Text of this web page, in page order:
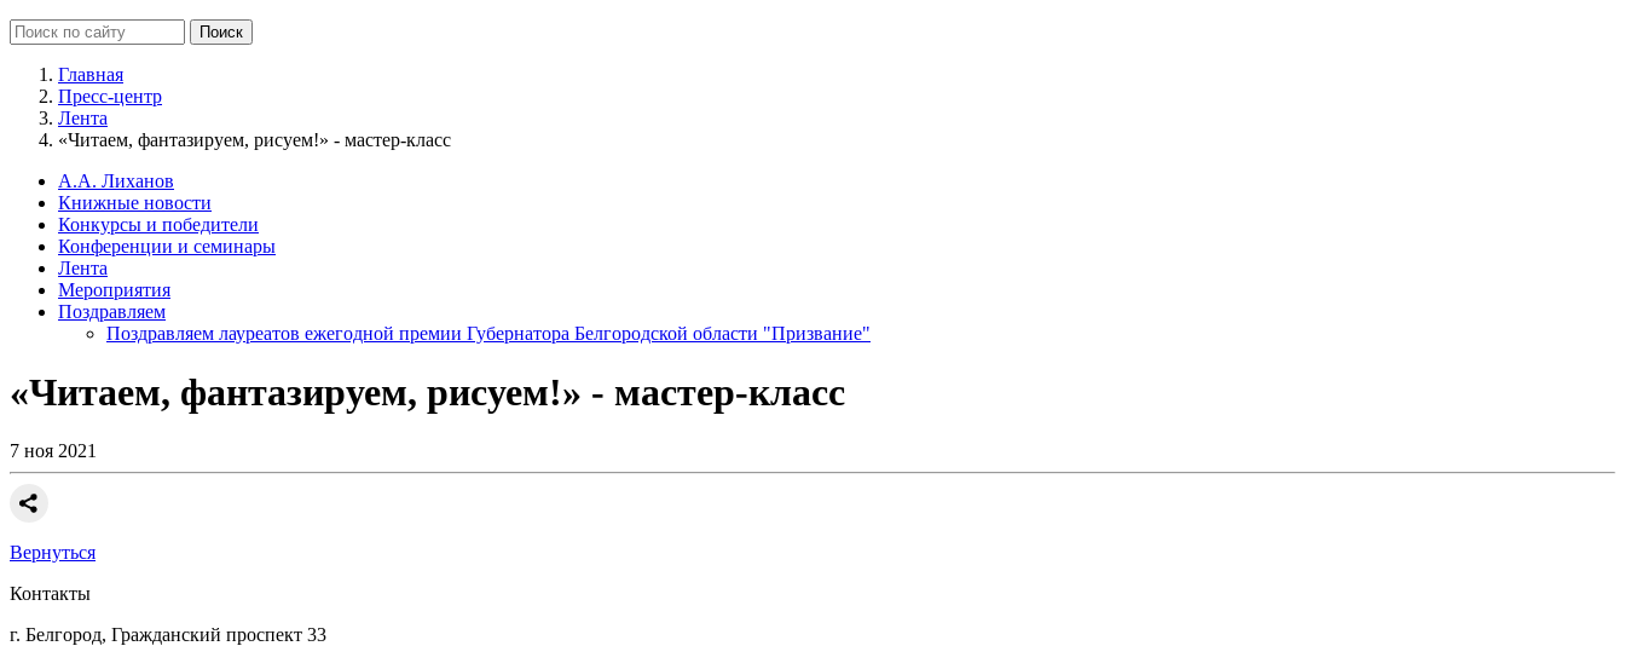
Главная
Пресс-центр
Лента
«Читаем, фантазируем, рисуем!» - мастер-класс
А.А. Лиханов
Книжные новости
Конкурсы и победители
Конференции и семинары
Лента
Мероприятия
Поздравляем
Поздравляем лауреатов ежегодной премии Губернатора Белгородской области "Призвание"
«Читаем, фантазируем, рисуем!» - мастер-класс
7 ноя 2021
Вернуться
Контакты
г. Белгород, Гражданский проспект 33